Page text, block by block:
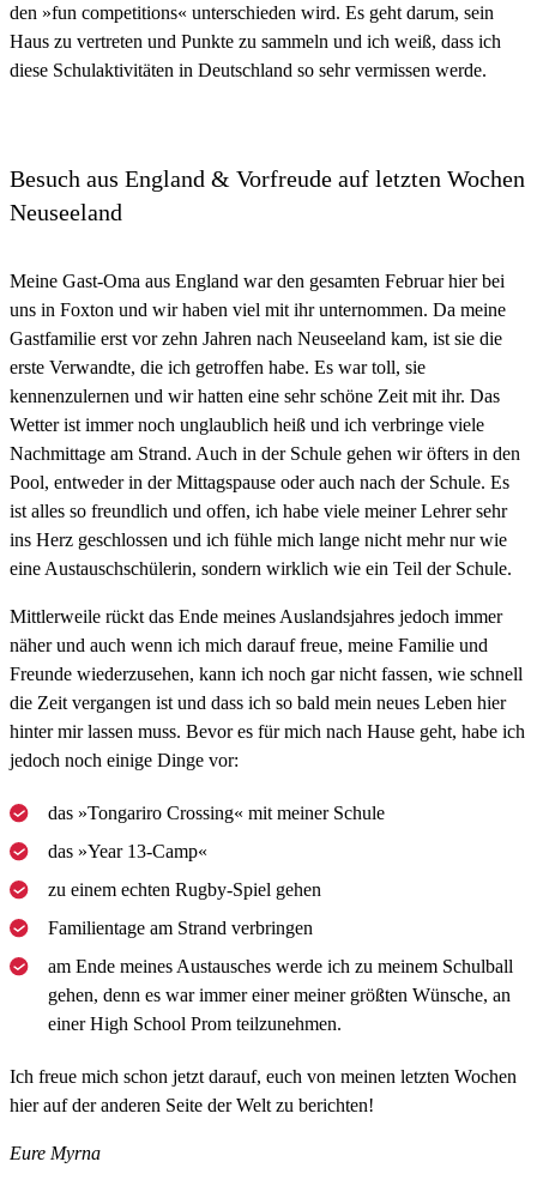
den »fun competitions« unterschieden wird. Es geht darum, sein
Haus zu vertreten und Punkte zu sammeln und ich weiß, dass ich
diese Schulaktivitäten in Deutschland so sehr vermissen werde.
Besuch aus England & Vorfreude auf letzten Wochen
Neuseeland
Meine Gast-Oma aus England war den gesamten Februar hier bei
uns in Foxton und wir haben viel mit ihr unternommen. Da meine
Gastfamilie erst vor zehn Jahren nach Neuseeland kam, ist sie die
erste Verwandte, die ich getroffen habe. Es war toll, sie
kennenzulernen und wir hatten eine sehr schöne Zeit mit ihr. Das
Wetter ist immer noch unglaublich heiß und ich verbringe viele
Nachmittage am Strand. Auch in der Schule gehen wir öfters in den
Pool, entweder in der Mittagspause oder auch nach der Schule. Es
ist alles so freundlich und offen, ich habe viele meiner Lehrer sehr
ins Herz geschlossen und ich fühle mich lange nicht mehr nur wie
eine Austauschschülerin, sondern wirklich wie ein Teil der Schule.
Mittlerweile rückt das Ende meines Auslandsjahres jedoch immer
näher und auch wenn ich mich darauf freue, meine Familie und
Freunde wiederzusehen, kann ich noch gar nicht fassen, wie schnell
die Zeit vergangen ist und dass ich so bald mein neues Leben hier
hinter mir lassen muss. Bevor es für mich nach Hause geht, habe ich
jedoch noch einige Dinge vor:
das »Tongariro Crossing« mit meiner Schule
das »Year 13-Camp«
zu einem echten Rugby-Spiel gehen
Familientage am Strand verbringen
am Ende meines Austausches werde ich zu meinem Schulball
gehen, denn es war immer einer meiner größten Wünsche, an
einer High School Prom teilzunehmen.
Ich freue mich schon jetzt darauf, euch von meinen letzten Wochen
hier auf der anderen Seite der Welt zu berichten!
Eure Myrna